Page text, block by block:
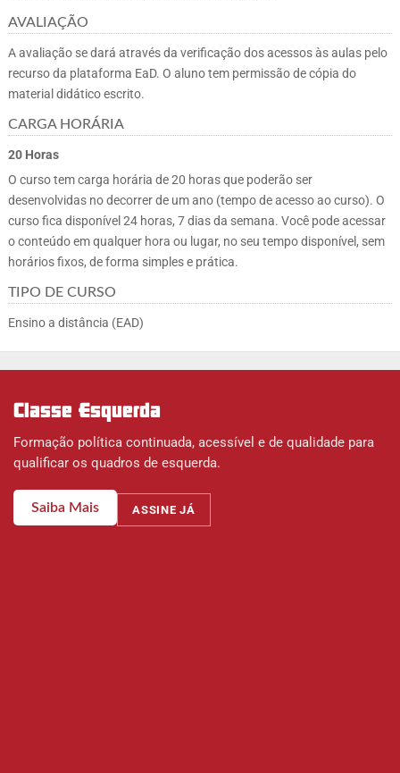
AVALIAÇÃO
A avaliação se dará através da verificação dos acessos às aulas pelo
recurso da plataforma EaD. O aluno tem permissão de cópia do
material didático escrito.
CARGA HORÁRIA
20 Horas
O curso tem carga horária de 20 horas que poderão ser
desenvolvidas no decorrer de um ano (tempo de acesso ao curso). O
curso fica disponível 24 horas, 7 dias da semana. Você pode acessar
o conteúdo em qualquer hora ou lugar, no seu tempo disponível, sem
horários fixos, de forma simples e prática.
TIPO DE CURSO
Ensino a distância (EAD)
Classe Esquerda
Formação política continuada, acessível e de qualidade para
qualificar os quadros de esquerda.
Saiba Mais ASSINE JÁ